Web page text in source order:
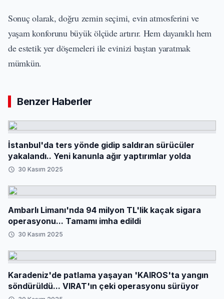
Sonuç olarak, doğru zemin seçimi, evin atmosferini ve
yaşam konforunu büyük ölçüde artırır. Hem dayanıklı hem
de estetik yer döşemeleri ile evinizi baştan yaratmak
mümkün.
Benzer Haberler
İstanbul'da ters yönde gidip saldıran sürücüler
yakalandı.. Yeni kanunla ağır yaptırımlar yolda
30 Kasım 2025
Ambarlı Limanı'nda 94 milyon TL'lik kaçak sigara
operasyonu... Tamamı imha edildi
30 Kasım 2025
Karadeniz'de patlama yaşayan 'KAIROS'ta yangın
söndürüldü... VIRAT'ın çeki operasyonu sürüyor